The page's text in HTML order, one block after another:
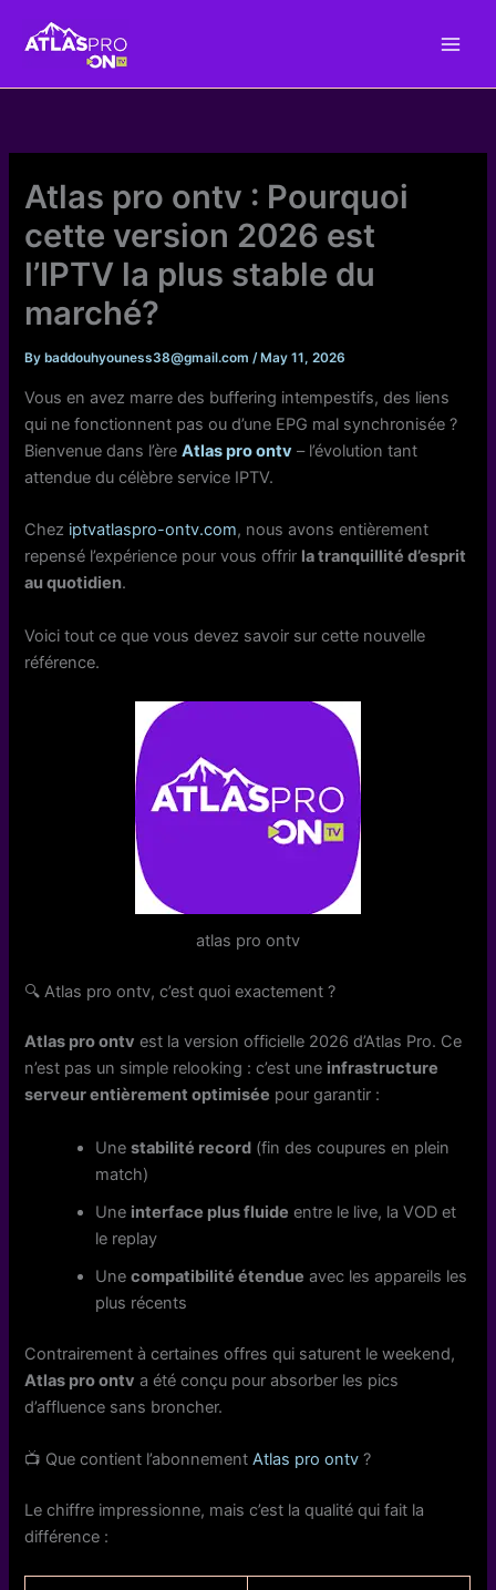
Atlas pro ontv : Pourquoi
cette version 2026 est
l’IPTV la plus stable du
marché?
By baddouhyouness38@gmail.com/ May 11, 2026
Vous en avez marre des buffering intempestifs, des liens
qui ne fonctionnent pas ou d’une EPG mal synchronisée ?
Bienvenue dans l’èreAtlas pro ontv – l’évolution tant
attendue du célèbre service IPTV.
Chez iptvatlaspro-ontv.com, nous avons entièrement
repensé l’expérience pour vous offrir la tranquillité d’esprit
au quotidien.
Voici tout ce que vous devez savoir sur cette nouvelle
référence.
atlas pro ontv
🔍 Atlas pro ontv, c’est quoi exactement ?
Atlas pro ontv est la version officielle 2026 d’Atlas Pro. Ce
n’est pas un simple relooking : c’est une infrastructure
serveur entièrement optimisée pour garantir :
Unestabilité record (fin des coupures en plein
match)
Une interface plus fluide entre le live, la VOD et
le replay
Unecompatibilité étendue avec les appareils les
plus récents
Contrairement à certaines offres qui saturent le weekend,
Atlas pro ontv a été conçu pour absorber les pics
d’affluence sans broncher.
📺 Que contient l’abonnementAtlas pro ontv ?
Le chiffre impressionne, mais c’est la qualité qui fait la
différence :